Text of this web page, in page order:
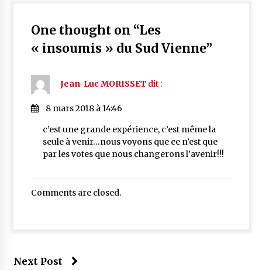
One thought on “Les
« insoumis » du Sud Vienne”
Jean-Luc MORISSET dit :
8 mars 2018 à 14:46
c’est une grande expérience, c’est même la
seule à venir…nous voyons que ce n’est que
par les votes que nous changerons l’avenir!!!
Comments are closed.
Next Post